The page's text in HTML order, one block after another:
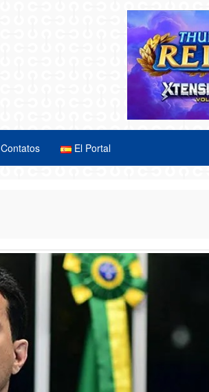
Contatos El Portal